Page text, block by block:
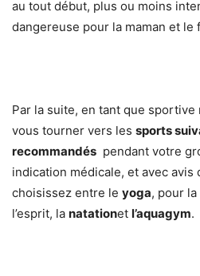
au tout début, plus ou moins
dangereuse pour la maman et le
Par la suite, en tant que
vous tourner vers les sports
recommandés pendant votre
indication médicale, et avec avis
choisissez entre le yoga, pour
l’esprit, la natationet l’aquagym.